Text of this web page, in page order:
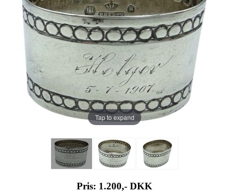
Tap to expand
Pris: 1.200,- DKK